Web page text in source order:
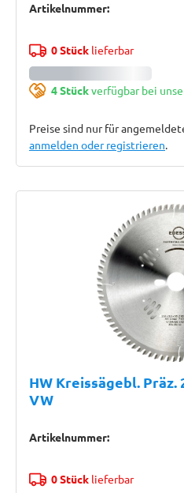
Artikelnummer:
0 Stücklieferbar
4 Stückverfügbar bei
Preise sind nur für
anmelden oder registrieren.
HW Kreissägebl. Präz.
VW
Artikelnummer:
0 Stücklieferbar